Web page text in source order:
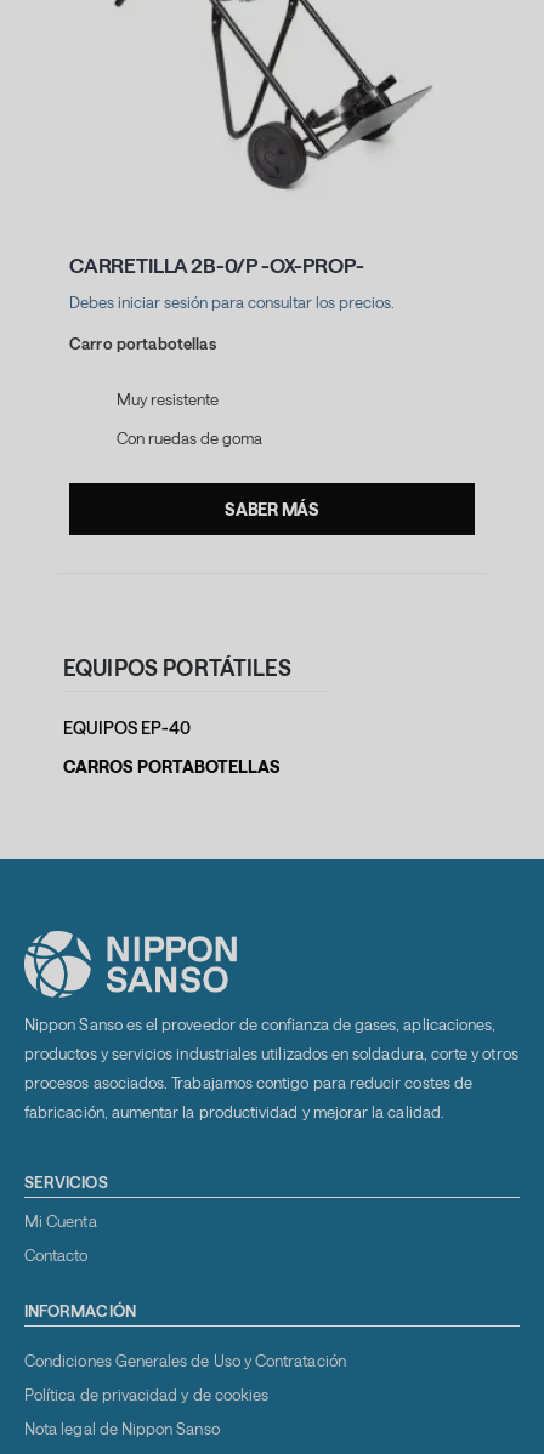
CARRETILLA 2B-0/P -OX-PROP-
Debes iniciar sesión para consultar los precios.
Carro portabotellas
Muy resistente
Con ruedas de goma
SABER MÁS
EQUIPOS PORTÁTILES
EQUIPOS EP-40
CARROS PORTABOTELLAS
Nippon Sanso es el proveedor de confianza de gases, aplicaciones,
productos y servicios industriales utilizados en soldadura, corte y otros
procesos asociados. Trabajamos contigo para reducir costes de
fabricación, aumentar la productividad y mejorar la calidad.
SERVICIOS
Mi Cuenta
Contacto
INFORMACIÓN
Condiciones Generales de Uso y Contratación
Política de privacidad y de cookies
Nota legal de Nippon Sanso